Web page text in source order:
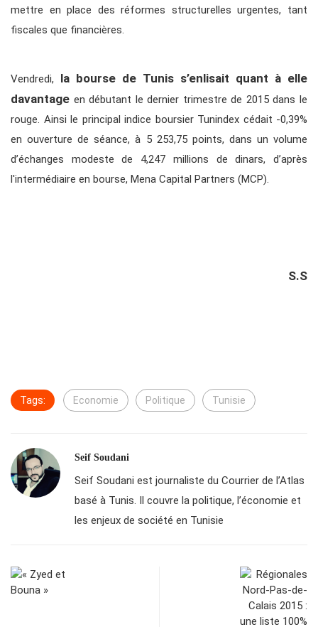
mettre en place des réformes structurelles urgentes, tant
fiscales que financières.
Vendredi, la bourse de Tunis s’enlisait quant à elle
davantage en débutant le dernier trimestre de 2015 dans le
rouge. Ainsi le principal indice boursier Tunindex cédait -0,39%
en ouverture de séance, à 5 253,75 points, dans un volume
d’échanges modeste de 4,247 millions de dinars, d’après
l'intermédiaire en bourse, Mena Capital Partners (MCP).
S.S
Tags: Economie Politique Tunisie
Seif Soudani
Seif Soudani est journaliste du Courrier de l’Atlas
basé à Tunis. Il couvre la politique, l’économie et
les enjeux de société en Tunisie